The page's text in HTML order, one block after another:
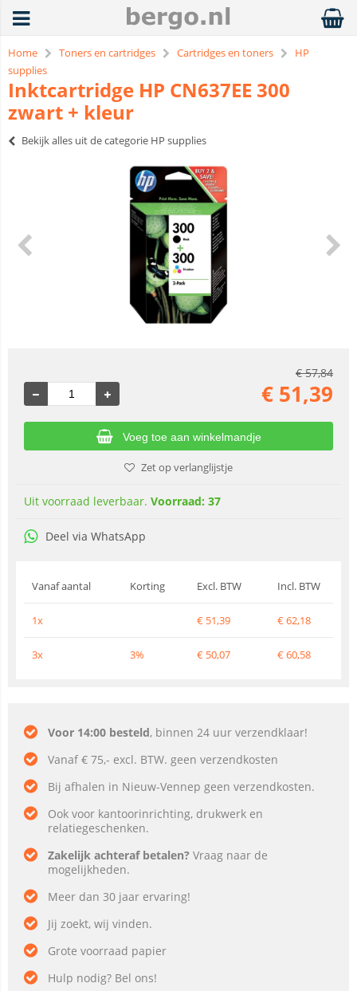
Home Toners en cartridges Cartridges en toners
HP
supplies
Inktcartridge HP CN637EE 300
zwart + kleur
Bekijk alles uit de categorie HP supplies
€57,84
€ 51,39
Voeg toe aan winkelmandje
Zet op verlanglijstje
Uit voorraad leverbaar. Voorraad: 37
Deel via WhatsApp
Vanaf aantal Korting Excl. BTW Incl. BTW
1x € 51,39 €62,18
3x 3% € 50,07 €60,58
Voor 14:00 besteld, binnen 24 uur verzendklaar!
Vanaf € 75,- excl. BTW. geen verzendkosten
Bij afhalen in Nieuw-Vennep geen verzendkosten.
Ook voor kantoorinrichting, drukwerk en
relatiegeschenken.
Zakelijk achteraf betalen? Vraag naar de
mogelijkheden.
Meer dan 30 jaar ervaring!
Jij zoekt, wij vinden.
Grote voorraad papier
Hulp nodig? Bel ons!